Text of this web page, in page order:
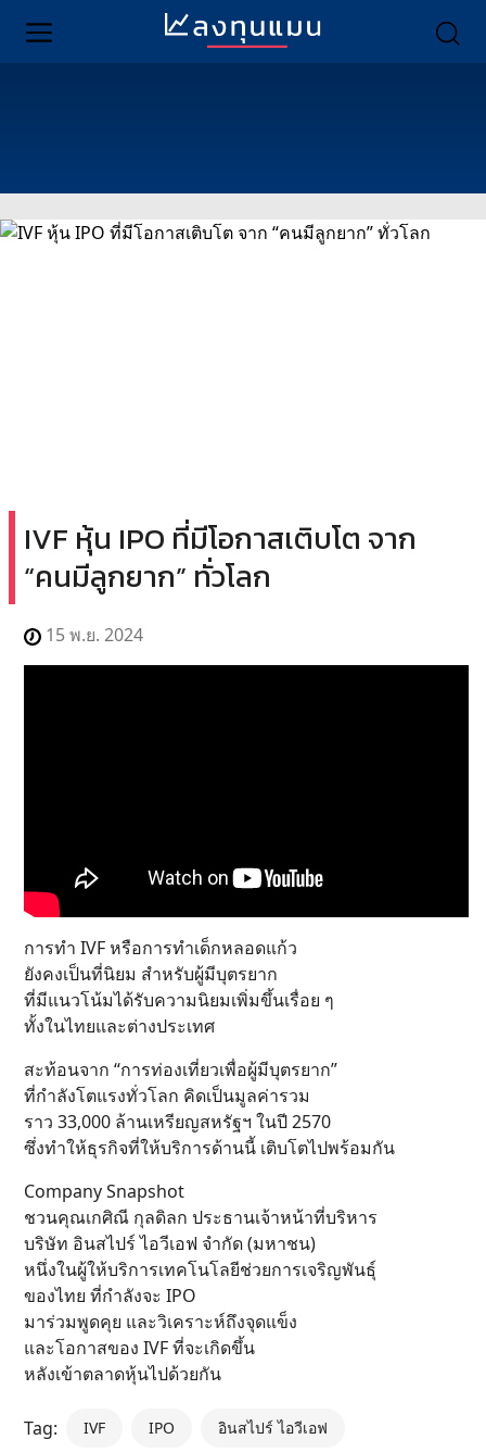
IVF หุ้น IPO ที่มีโอกาสเติบโต จาก
“คนมีลูกยาก” ทั่วโลก
15 พ.ย. 2024
การทำ IVF หรือการทำเด็กหลอดแก้ว
ยังคงเป็นที่นิยม สำหรับผู้มีบุตรยาก
ที่มีแนวโน้มได้รับความนิยมเพิ่มขึ้นเรื่อย ๆ
ทั้งในไทยและต่างประเทศ
สะท้อนจาก “การท่องเที่ยวเพื่อผู้มีบุตรยาก”
ที่กำลังโตแรงทั่วโลก คิดเป็นมูลค่ารวม
ราว 33,000 ล้านเหรียญสหรัฐฯ ในปี 2570
ซึ่งทำให้ธุรกิจที่ให้บริการด้านนี้ เติบโตไปพร้อมกัน
Company Snapshot
ชวนคุณเกศิณี กุลดิลก ประธานเจ้าหน้าที่บริหาร
บริษัท อินสไปร์ ไอวีเอฟ จำกัด (มหาชน)
หนึ่งในผู้ให้บริการเทคโนโลยีช่วยการเจริญพันธุ์
ของไทย ที่กำลังจะ IPO
มาร่วมพูดคุย และวิเคราะห์ถึงจุดแข็ง
และโอกาสของ IVF ที่จะเกิดขึ้น
หลังเข้าตลาดหุ้นไปด้วยกัน
Tag: IVF IPO อินสไปร์ ไอวีเอฟ